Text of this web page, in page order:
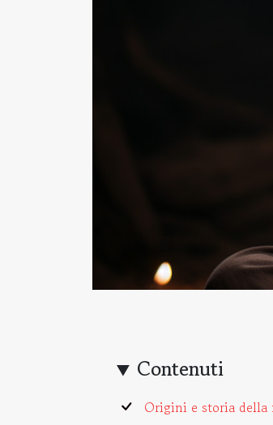
Contenuti
Origini e storia della